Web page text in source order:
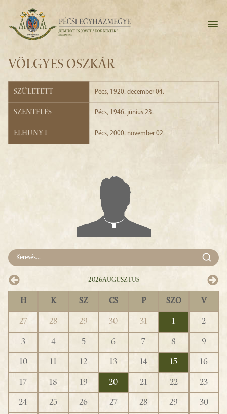
VÖLGYES OSZKÁR
Született Pécs, 1920. december 04.
Szentelés Pécs, 1946. június 23.
Elhunyt Pécs, 2000. november 02.
2026Augusztus
H K SZ CS P SZO V
27 28 29 30 31 1
2
3
4 5 6 7 8
9
10
11 12 13 14 15
16
17
18 19 20 21 22
23
24
25 26 27 28 29
30